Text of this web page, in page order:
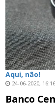
Aqui, não!
24-06-2020,
Banco